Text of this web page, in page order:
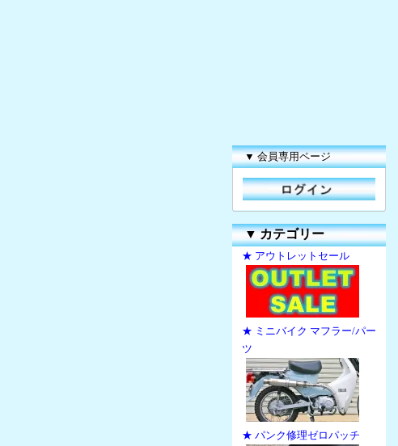
▼ 会員専用ページ
▼カテゴリー
★ アウトレットセール
★ ミニバイク マフラー/パー
ツ
★ パンク修理ゼロパッチ